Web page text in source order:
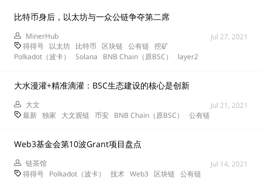
比特币身后，以太坊与一众公链争夺第二席
MinerHub
Jul 27, 2021
得得号 以太坊 比特币 区块链 公有链 挖矿
Polkadot（波卡）
Solana BNB Chain（原BSC） layer2
大水漫灌+精准滴灌：BSC生态建设的核心是创新
大文
Jul 21, 2021
最新 独家 大文观链 币安 BNB Chain（原BSC） 公有链
Web3基金会第10波Grant项目盘点
链茶馆
Jul 14, 2021
得得号 Polkadot（波卡） 技术 Web3 区块链 公有链